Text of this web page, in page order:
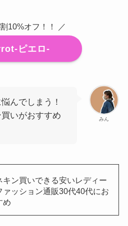
10%オフ！！ ／
ピエロ-
みん
んでしまう！
いがおすすめ
キン買いできる安いレディー
ァッション通販30代40代にお
め